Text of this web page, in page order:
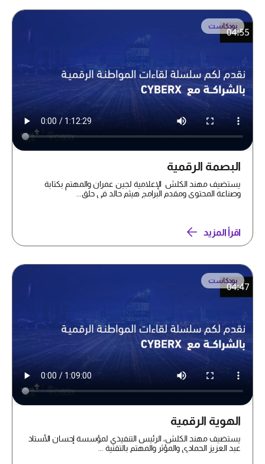
بودكاست
البصمة الرقمية
يستضيف مهند الكلش الإعلامية لجين عمران والمهتم بكتابة
وصناعة المحتوى ومقدم البرامج هيثم حالد في حلق...
اقرأ المزيد
بودكاست
الهوية الرقمية
يستضيف مهند الكلش، الرئيس التنفيذي لمؤسسة إحسان الأستاذ
عبد العزيز الحمادي والمؤثر والمهتم بالتقنية ...